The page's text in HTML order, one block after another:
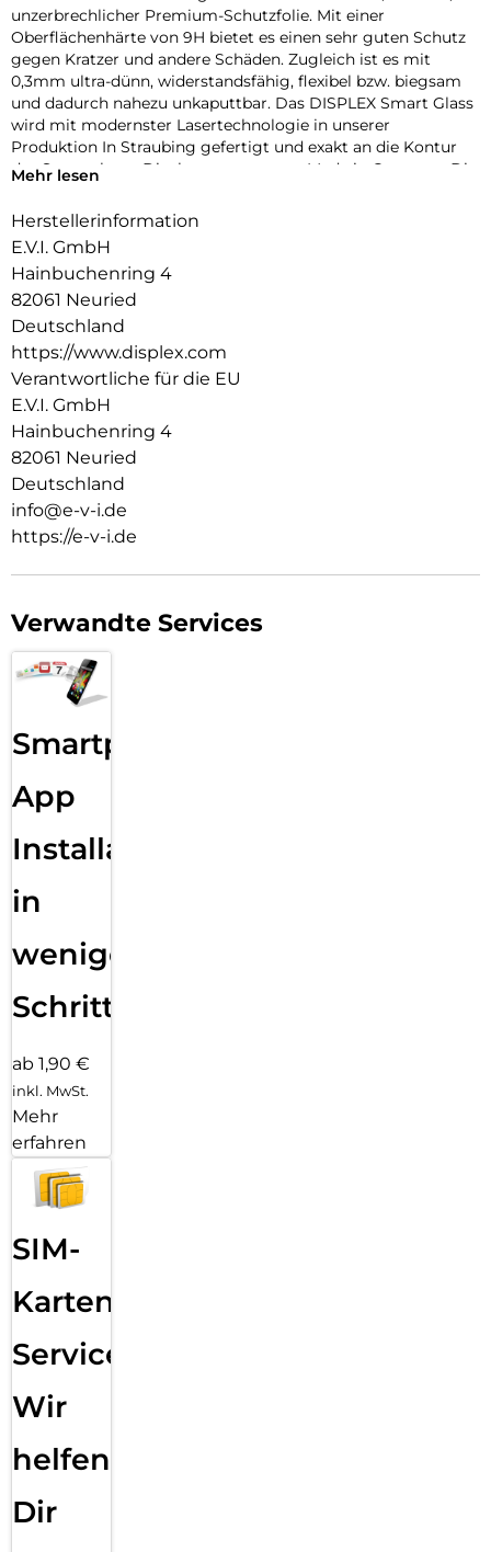
unzerbrechlicher Premium-Schutzfolie. Mit einer
Oberflächenhärte von 9H bietet es einen sehr guten Schutz
gegen Kratzer und andere Schäden. Zugleich ist es mit
0,3mm ultra-dünn, widerstandsfähig, flexibel bzw. biegsam
und dadurch nahezu unkaputtbar. Das DISPLEX Smart Glass
wird mit modernster Lasertechnologie in unserer
Produktion In Straubing gefertigt und exakt an die Kontur
des Smartphone Displays angepasst – Made in Germany. Die
Hüllenkompatibilität sind selbstverständlich garantiert.
Hüllenfreundlich:
Unser DISPLEX Smart Glass wird bis auf 5/100 mm genau auf
die Smartphone Konturen gefertigt und passt somit perfekt
auf Ihr Smartphone. Außerdem ist die Schutzfolie ultradünn.
Somit lassen sich alle handelsüblichen Schutzhüllen & Cases
mit der Panzerglasfolie benutzen. Durch einen kombinierten
Schutz aus DISPLEX Smart Glass und Ihrer Lieblingshülle
wird Ihr Smartphone rundum optimal geschützt.
Anti Fingerprint:
Die oberste Schicht unserer 4-Layer Technology besteht aus
einem High-Tech Plasma Coating. Die hydro- und oleophobe
Anti-Fingerprint-Beschichtung ist fett- und
schmutzabweisend, extrem langanhaltend und gewährleistet
optimalen Touch und Scrollen. Durch diese Technologie sieht
Ihr Display nicht nur schöner aus, sondern bleibt auch länger
der Displex Screen Protector unterstützt auch den 3D/
Haptic Touch (Apple) und die Fingerprint-Sensoren aller
Smartphone Hersteller.
Hochleistungs-Silikon:
Hochleistungs-Silikon für optimale Haft-Eigenschaften und
eine klare Optik. Damit die Handy-Schutzfolie langfristig und
zuverlässig hält, ist das Silikon auf alle Display-
Beschichtungen der verschiedenen Hersteller angepasst.
Displayschutzfolie können Sie packende Videos und Fotos
Einfaches, blasenfreies Aufbringen:
Video Tutorial gestaltet sich die Montage des Smart Glass
ungemein schnell, einfach und exakt. Das Ergebnis: kein
schiefes Aufliegen des Schutzfolie auf dem Display, keine
verdeckten Öffnungen für Lautsprecher oder Mikrofone und
Mehr lesen
Herstellerinformation
E.V.I. GmbH
Hainbuchenring 4
82061 Neuried
Deutschland
https://www.displex.com
Verantwortliche für die EU
E.V.I. GmbH
Hainbuchenring 4
82061 Neuried
Deutschland
info@e-v-i.de
https://e-v-i.de
Verwandte Services
Smartphone
App
Installation
in
wenigen
Schritten
ab 1,90 €
inkl. MwSt.
Mehr
erfahren
SIM-
Karten
Service:
Wir
helfen
Dir